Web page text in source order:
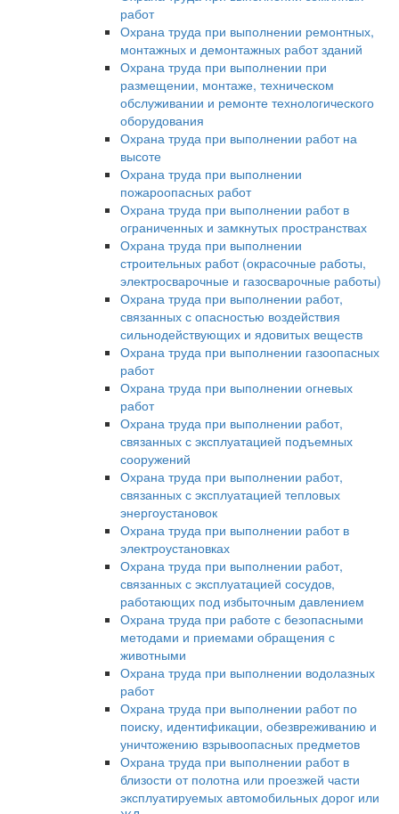
работ
Охрана труда при выполнении ремонтных,
монтажных и демонтажных работ зданий
Охрана труда при выполнении при
размещении, монтаже, техническом
обслуживании и ремонте технологического
оборудования
Охрана труда при выполнении работ на
высоте
Охрана труда при выполнении
пожароопасных работ
Охрана труда при выполнении работ в
ограниченных и замкнутых пространствах
Охрана труда при выполнении
строительных работ (окрасочные работы,
электросварочные и газосварочные работы)
Охрана труда при выполнении работ,
связанных с опасностью воздействия
сильнодействующих и ядовитых веществ
Охрана труда при выполнении газоопасных
работ
Охрана труда при выполнении огневых
работ
Охрана труда при выполнении работ,
связанных с эксплуатацией подъемных
сооружений
Охрана труда при выполнении работ,
связанных с эксплуатацией тепловых
энергоустановок
Охрана труда при выполнении работ в
электроустановках
Охрана труда при выполнении работ,
связанных с эксплуатацией сосудов,
работающих под избыточным давлением
Охрана труда при работе с безопасными
методами и приемами обращения с
животными
Охрана труда при выполнении водолазных
работ
Охрана труда при выполнении работ по
поиску, идентификации, обезвреживанию и
уничтожению взрывоопасных предметов
Охрана труда при выполнении работ в
близости от полотна или проезжей части
эксплуатируемых автомобильных дорог или